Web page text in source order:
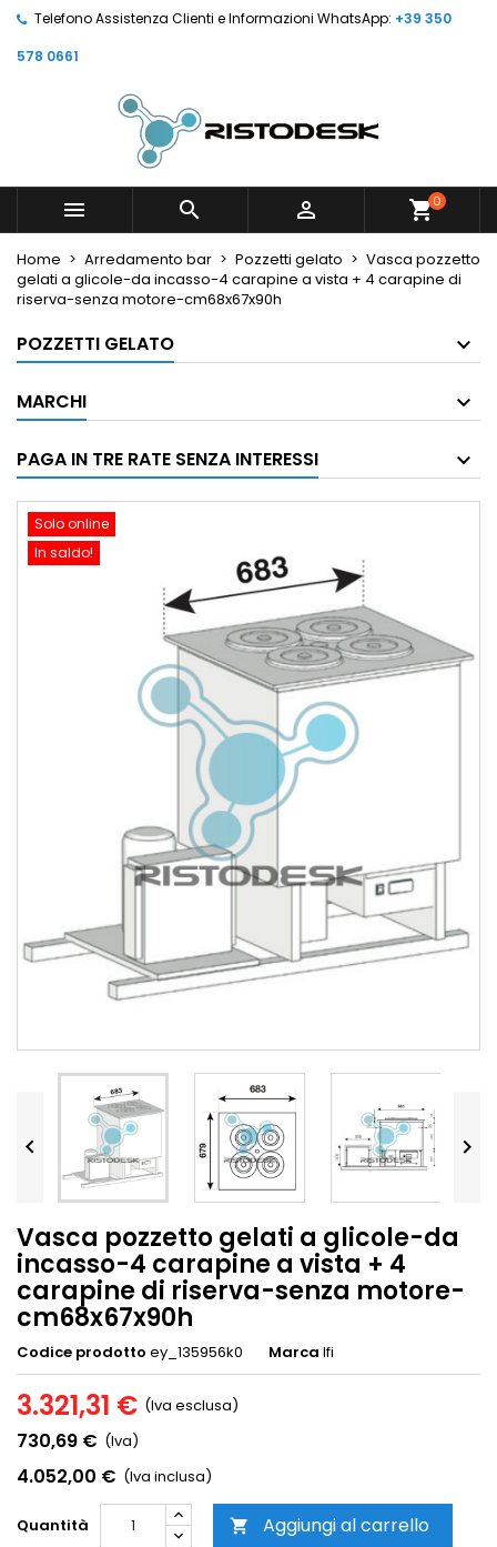
Telefono Assistenza Clienti e Informazioni WhatsApp: +39 350
578 0661
   shopping_cart0
Home Arredamento bar Pozzetti gelato
Vasca pozzetto
gelati a glicole-da incasso-4 carapine a vista + 4 carapine di
riserva-senza motore-cm68x67x90h
POZZETTI GELATO
MARCHI
PAGA IN TRE RATE SENZA INTERESSI
Solo online
In saldo!
 
Vasca pozzetto gelati a glicole-da
incasso-4 carapine a vista + 4
carapine di riserva-senza motore-
cm68x67x90h
Codice prodotto ey_135956k0 Marca Ifi
3.321,31 € (Iva esclusa)
730,69 € (Iva)
4.052,00 € (Iva inclusa)
Quantità  Aggiungi al carrello